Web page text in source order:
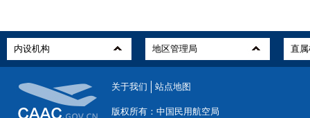
关于我们 站点地图
版权所有：中国民用航空局